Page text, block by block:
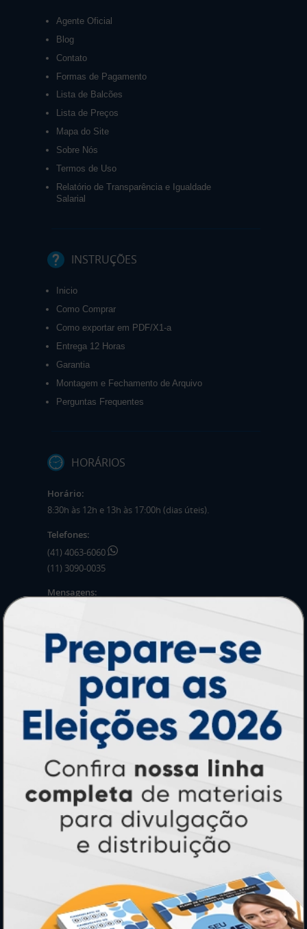
Agente Oficial
Blog
Contato
Formas de Pagamento
Lista de Balcões
Lista de Preços
Mapa do Site
Sobre Nós
Termos de Uso
Relatório de Transparência e Igualdade
Salarial
INSTRUÇÕES
Inicio
Como Comprar
Como exportar em PDF/X1-a
Entrega 12 Horas
Garantia
Montagem e Fechamento de Arquivo
Perguntas Frequentes
HORÁRIOS
Horário:
8:30h às 12h e 13h às 17:00h (dias úteis).
Telefones:
(41) 4063-6060
(11) 3090-0035
Mensagens:
PRODUTOS
Adesivos
Pastas
Ímãs
Cartão de Visita
Folder, Flyer e Panfleto
Banners e Lonas
Calendários 2027